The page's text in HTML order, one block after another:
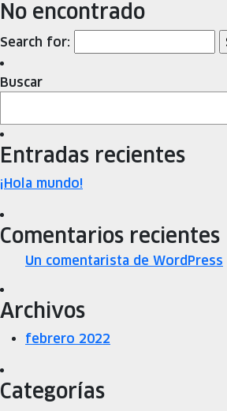
No encontrado
Search for:
Buscar
Entradas recientes
¡Hola mundo!
Comentarios recientes
Un comentarista de WordPress
Archivos
febrero 2022
Categorías